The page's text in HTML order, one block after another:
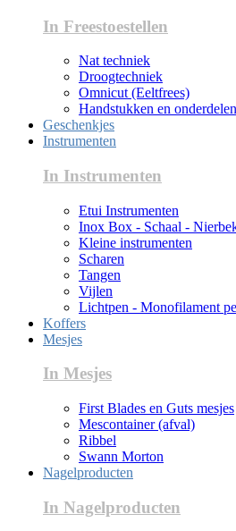
In Freestoestellen
Nat techniek
Droogtechniek
Omnicut (Eeltfrees)
Handstukken en onderdelen
Geschenkjes
Instrumenten
In Instrumenten
Etui Instrumenten
Inox Box - Schaal -
Kleine instrumenten
Scharen
Tangen
Vijlen
Lichtpen - Monofilament
Koffers
Mesjes
In Mesjes
First Blades en Guts mesjes
Mescontainer (afval)
Ribbel
Swann Morton
Nagelproducten
In Nagelproducten